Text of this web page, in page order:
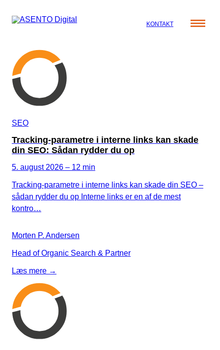
KONTAKT
Cases
Specialer
ORGANIC SEARCH
GEO
Programmatic SEO
FÅ KORTLAGT DIN AI SYNLIGHED
PAID SOCIAL
Meta annoncering
Snapchat annoncering
LinkedIn annoncering
Pinterest annoncering
TikTok annoncering
PAID SEARCH
Google Ads
Viden
Whitepapers
Om os
Karriere
SEO
Tracking-parametre i interne links kan skade
din SEO: Sådan rydder du op
5. august 2026 – 12 min
Tracking-parametre i interne links kan skade din SEO –
sådan rydder du op Interne links er en af de mest
kontro…
Morten P. Andersen
Head of Organic Search & Partner
Læs mere →